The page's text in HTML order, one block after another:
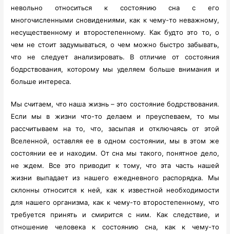
невольно относитьсяк состоянию сна с его
многочисленными сновидениями, как к чему-то неважному,
несущественному и второстепенному. Как будто это то, о
чем не стоит задумываться, о чем можно быстро забывать,
что не следует анализировать. В отличие от состояния
бодрствования, которому мы уделяем больше внимания и
больше интереса.
Мы считаем, что наша жизнь – это состояние бодрствования.
Если мы в жизни что-то делаем и преуспеваем, то мы
рассчитываем на то, что, засыпая и отключаясь от этой
Вселенной, оставляя ее в одном состоянии, мы в этом же
состоянии ее и находим. От сна мы такого, понятное дело,
не ждем. Все это приводит к тому, что эта часть нашей
жизни выпадает из нашего ежедневного распорядка. Мы
склонны относится к ней, как к известной необходимости
для нашего организма, как к чему-то второстепенному, что
требуется принять и смирится с ним. Как следствие, и
отношение человека к состоянию сна, как к чему-то